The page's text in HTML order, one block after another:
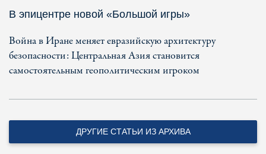
В эпицентре новой «Большой игры»
Война в Иране меняет евразийскую архитектуру
безопасности: Центральная Азия становится
самостоятельным геополитическим игроком
ДРУГИЕ СТАТЬИ ИЗ АРХИВА